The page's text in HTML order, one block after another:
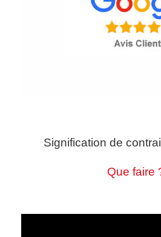
Signification de
Que faire